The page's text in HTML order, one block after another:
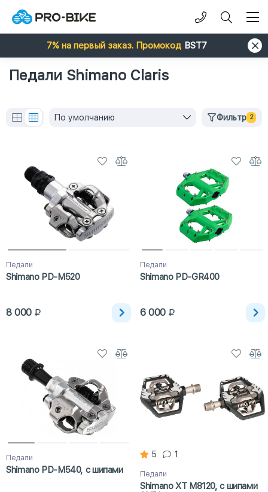
7% на первый заказ. Промокод BST7
Педали Shimano Claris
По умолчанию Фильтр 2
Педали
Shimano PD-M520
8 000
Педали
Shimano PD-GR400
6 000
Педали
Shimano PD-M540, с шипами
5 1
Педали
Shimano XT M8120, с шипами